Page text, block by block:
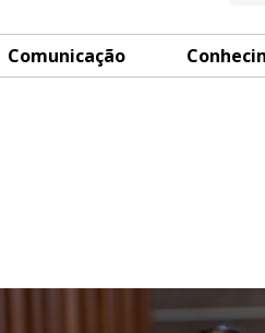
Comunicação